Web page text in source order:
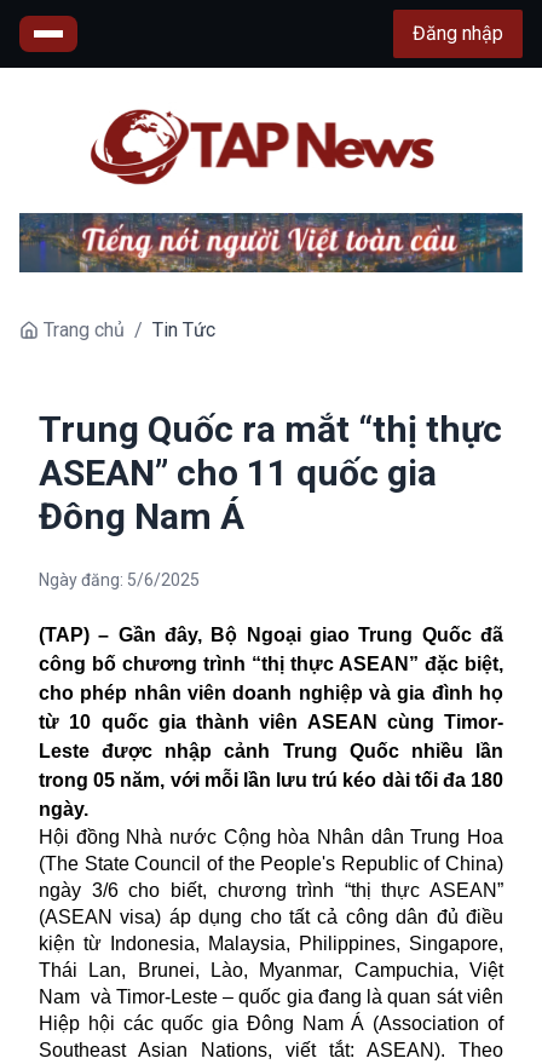
Đăng nhập
Trang chủ / Tin Tức
Trung Quốc ra mắt “thị thực
ASEAN” cho 11 quốc gia
Đông Nam Á
Ngày đăng: 5/6/2025
(TAP) – Gần đây, Bộ Ngoại giao Trung Quốc đã
công bố chương trình “thị thực ASEAN” đặc biệt,
cho phép nhân viên doanh nghiệp và gia đình họ
từ 10 quốc gia thành viên ASEAN cùng Timor-
Leste được nhập cảnh Trung Quốc nhiều lần
trong 05 năm, với mỗi lần lưu trú kéo dài tối đa 180
ngày.
Hội đồng Nhà nước Cộng hòa Nhân dân Trung Hoa
(The State Council of the People's Republic of China)
ngày 3/6 cho biết, chương trình “thị thực ASEAN”
(ASEAN visa) áp dụng cho tất cả công dân đủ điều
kiện từ Indonesia, Malaysia, Philippines, Singapore,
Thái Lan, Brunei, Lào, Myanmar, Campuchia, Việt
Nam và Timor-Leste – quốc gia đang là quan sát viên
Hiệp hội các quốc gia Đông Nam Á (Association of
Southeast Asian Nations, viết tắt: ASEAN). Theo